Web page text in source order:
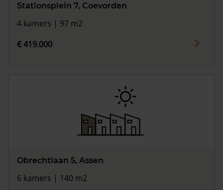
Stationsplein 7, Coevorden
4 kamers | 97 m2
€ 419.000
Obrechtlaan 5, Assen
6 kamers | 140 m2